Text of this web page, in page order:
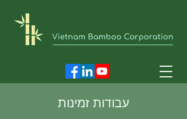
עבודות זמינות